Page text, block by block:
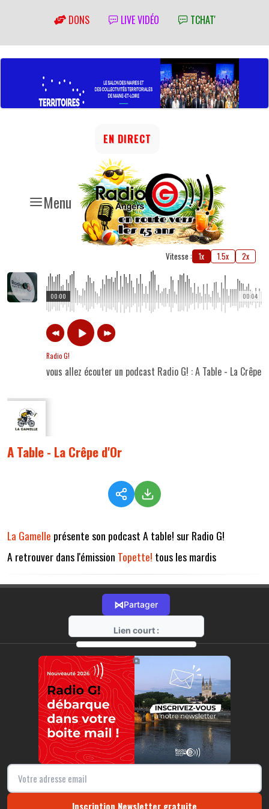
DONS LIVE VIDÉO TCHAT'
Menu
EN DIRECT
Vitesse : 1x 1.5x 2x
00:04
00:00
Radio G!
vous allez écouter un podcast Radio G! : A Table - La Crêpe
A Table - La Crêpe d'Or
La Gamelle présente son podcast A table! sur Radio G!
A retrouver dans l'émission Topette! tous les mardis
⋈Partager
Lien court :
https://radio-g.fr?11471
⧉
Inscription Newsletter gratuite